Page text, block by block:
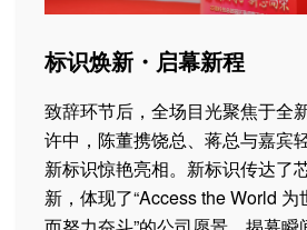
标识焕新・启幕新程
致辞环节后，全场目光聚焦于全
许中，陈董携饶总、蒋总与嘉
新标识惊艳亮相。新标识传达了
新，体现了“Access the World